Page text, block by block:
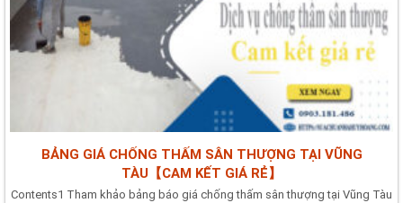
BẢNG GIÁ CHỐNG THẤM SÂN THƯỢNG TẠI VŨNG
TÀU【CAM KẾT GIÁ RẺ】
Contents1 Tham khảo bảng báo giá chống thấm sân thượng tại Vũng Tàu